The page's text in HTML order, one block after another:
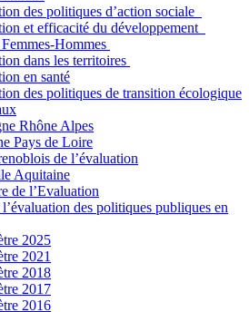
des politiques d’action sociale
et efficacité du développement
Hommes
dans les territoires
en santé
des politiques de transition écologique
Rhône Alpes
Pays de Loire
de l’évaluation
Aquitaine
de l’Evaluation
des politiques publiques en
2025
2021
2018
2017
2016